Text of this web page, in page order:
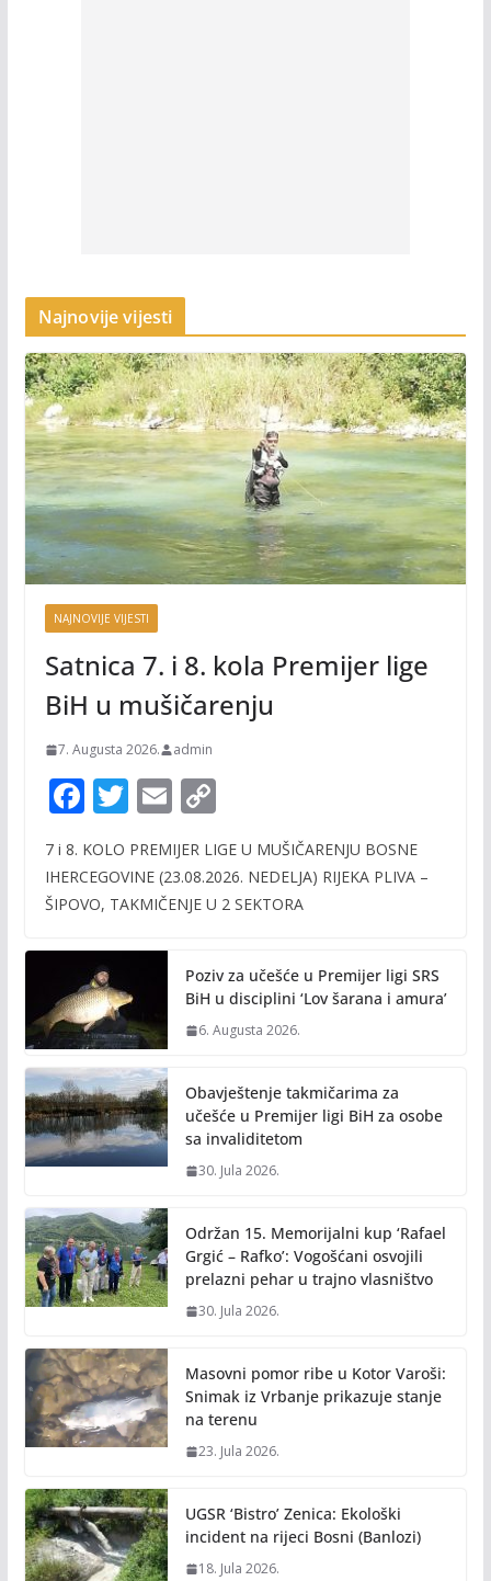
Najnovije vijesti
NAJNOVIJE VIJESTI
Satnica 7. i 8. kola Premijer lige
BiH u mušičarenju
7. Augusta 2026. admin
F
e
b
o
k
T
itt
er
E
ai
l
C
p
y
n
k
7 i 8. KOLO PREMIJER LIGE U MUŠIČARENJU BOSNE
IHERCEGOVINE (23.08.2026. NEDELJA) RIJEKA PLIVA –
ŠIPOVO, TAKMIČENJE U 2 SEKTORA
Poziv za učešće u Premijer ligi SRS
BiH u disciplini ‘Lov šarana i amura’
6. Augusta 2026.
Obavještenje takmičarima za
učešće u Premijer ligi BiH za osobe
sa invaliditetom
30. Jula 2026.
Održan 15. Memorijalni kup ‘Rafael
Grgić – Rafko’: Vogošćani osvojili
prelazni pehar u trajno vlasništvo
30. Jula 2026.
Masovni pomor ribe u Kotor Varoši:
Snimak iz Vrbanje prikazuje stanje
na terenu
23. Jula 2026.
UGSR ‘Bistro’ Zenica: Ekološki
incident na rijeci Bosni (Banlozi)
18. Jula 2026.